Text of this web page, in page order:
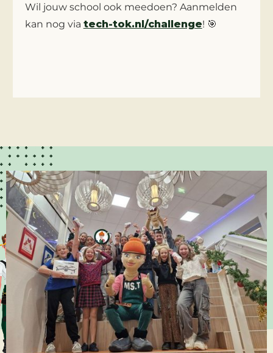
Wil jouw school ook meedoen? Aanmelden
kan nog via tech-tok.nl/challenge! 🎯